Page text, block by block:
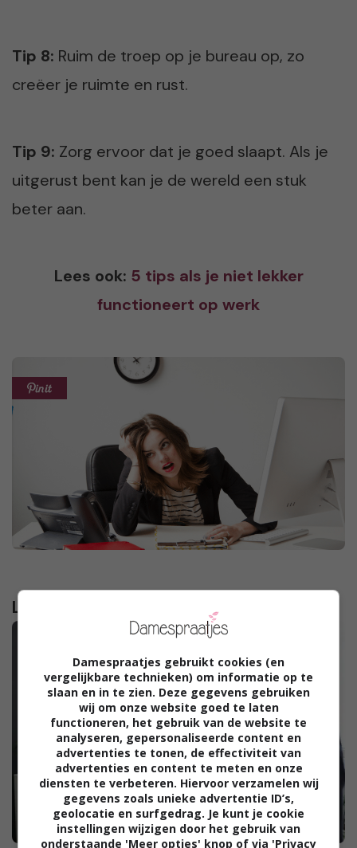
Tip 8: Ruim de troep op je bureau op, zo
creëer je ruimte en rust.
Tip 9: Zorg ervoor dat je goed slaapt. Als je
uitgerust bent kan je de wereld een stuk
beter aan.
Lees ook: 5 tips als je niet lekker
functioneert op werk
Lees verder...
Damespraatjes gebruikt cookies (en
vergelijkbare technieken) om informatie op te
slaan en in te zien. Deze gegevens gebruiken
wij om onze website goed te laten
functioneren, het gebruik van de website te
analyseren, gepersonaliseerde content en
advertenties te tonen, de effectiviteit van
advertenties en content te meten en onze
diensten te verbeteren. Hiervoor verzamelen wij
gegevens zoals unieke advertentie ID’s,
geolocatie en surfgedrag. Je kunt je cookie
instellingen wijzigen door het gebruik van
onderstaande 'Meer opties' knop of via 'Privacy